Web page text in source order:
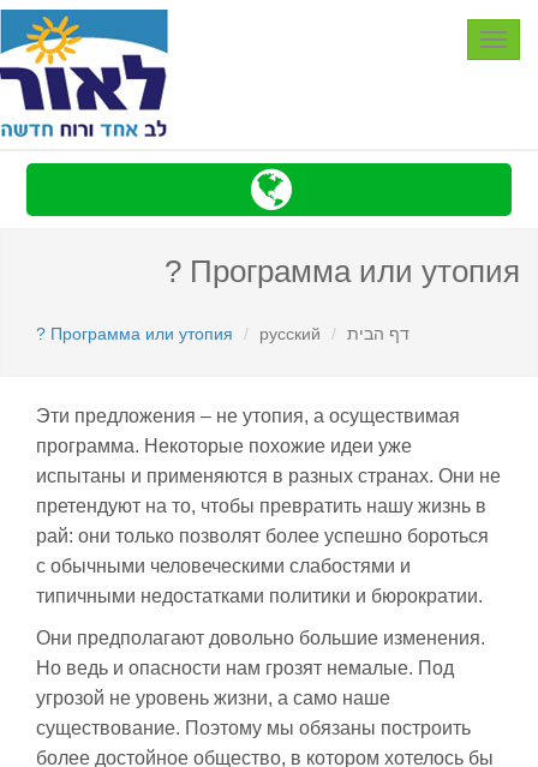
Toggle
Программа или утопия ?
דף הבית русский
Программа или утопия ?
Эти предложения – не утопия, а осуществимая
программа. Некоторые похожие идеи уже
испытаны и применяются в разных странах. Они не
претендуют на то, чтобы превратить нашу жизнь в
рай: они только позволят более успешно бороться
с обычными человеческими слабостями и
типичными недостатками политики и бюрократии.
Они предполагают довольно большие изменения.
Но ведь и опасности нам грозят немалые. Под
угрозой не уровень жизни, а само наше
существование. Поэтому мы обязаны построить
более достойное общество, в котором хотелось бы